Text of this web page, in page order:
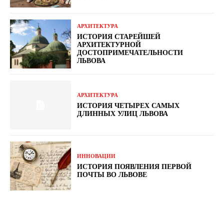
АРХИТЕКТУРА
ИСТОРИЯ СТАРЕЙШЕЙ
АРХИТЕКТУРНОЙ
ДОСТОПРИМЕЧАТЕЛЬНОСТИ
ЛЬВОВА
АРХИТЕКТУРА
ИСТОРИЯ ЧЕТЫРЕХ САМЫХ
ДЛИННЫХ УЛИЦ ЛЬВОВА
ИННОВАЦИИ
ИСТОРИЯ ПОЯВЛЕНИЯ ПЕРВОЙ
ПОЧТЫ ВО ЛЬВОВЕ